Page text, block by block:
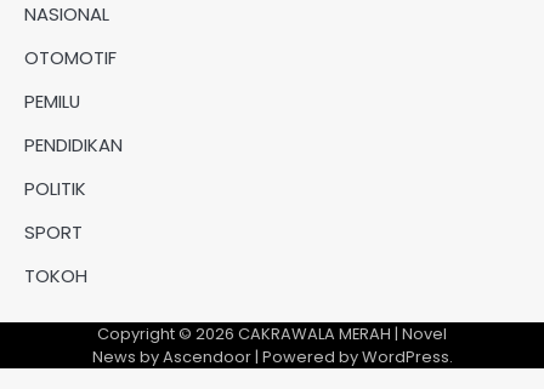
NASIONAL
OTOMOTIF
PEMILU
PENDIDIKAN
POLITIK
SPORT
TOKOH
Copyright © 2026 CAKRAWALA MERAH | Novel
News byAscendoor| Powered byWordPress.